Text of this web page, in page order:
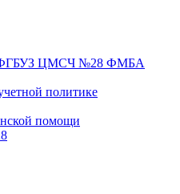
ФГБУЗ ЦМСЧ №28 ФМБА
политике
помощи